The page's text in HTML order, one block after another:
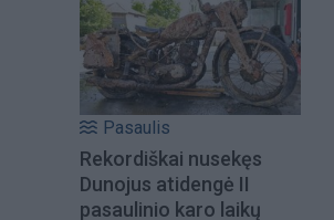
Pasaulis
Rekordiškai nusekęs
Dunojus atidengė II
pasaulinio karo laikų